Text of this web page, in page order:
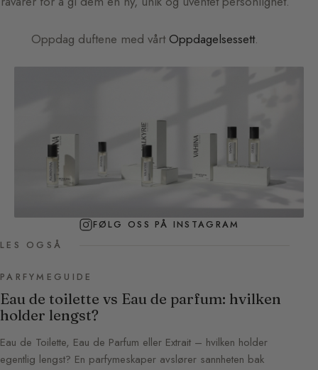
Oppdag duftene med vårt Oppdagelsessett.
FØLG OSS PÅ INSTAGRAM
LES OGSÅ
PARFYMEGUIDE
Eau de toilette vs Eau de parfum: hvilken
holder lengst?
Eau de Toilette, Eau de Parfum eller Extrait – hvilken holder
egentlig lengst? En parfymeskaper avslører sannheten bak